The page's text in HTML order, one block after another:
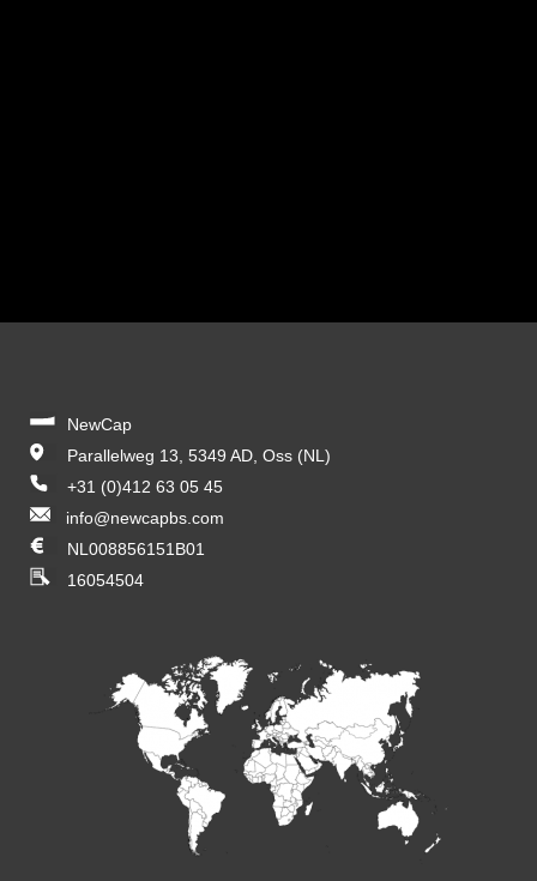
NewCap
Parallelweg 13, 5349 AD, Oss (NL)
+31 (0)412 63 05 45
info@newcapbs.com
NL008856151B01
16054504